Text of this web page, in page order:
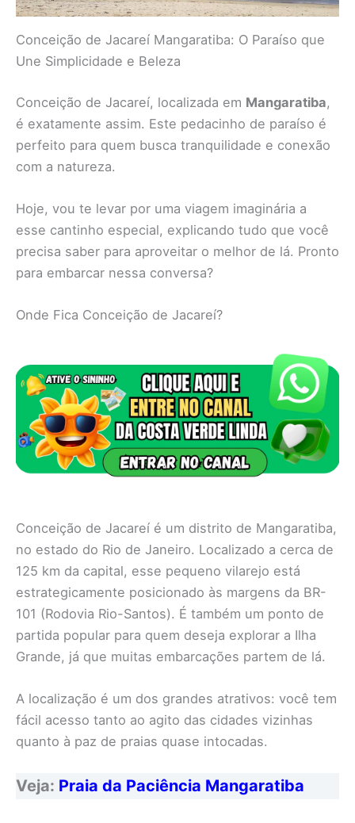
Conceição de Jacareí Mangaratiba: O Paraíso que
Une Simplicidade e Beleza
Conceição de Jacareí, localizada em Mangaratiba,
é exatamente assim. Este pedacinho de paraíso é
perfeito para quem busca tranquilidade e conexão
com a natureza.
Hoje, vou te levar por uma viagem imaginária a
esse cantinho especial, explicando tudo que você
precisa saber para aproveitar o melhor de lá. Pronto
para embarcar nessa conversa?
Onde Fica Conceição de Jacareí?
Conceição de Jacareí é um distrito de Mangaratiba,
no estado do Rio de Janeiro. Localizado a cerca de
125 km da capital, esse pequeno vilarejo está
estrategicamente posicionado às margens da BR-
101 (Rodovia Rio-Santos). É também um ponto de
partida popular para quem deseja explorar a Ilha
Grande, já que muitas embarcações partem de lá.
A localização é um dos grandes atrativos: você tem
fácil acesso tanto ao agito das cidades vizinhas
quanto à paz de praias quase intocadas.
Veja: Praia da Paciência Mangaratiba